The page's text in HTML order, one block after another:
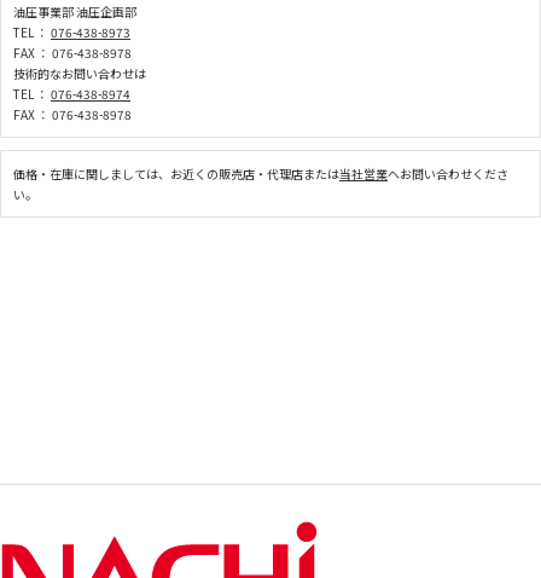
油圧事業部 油圧企画部
TEL ： 076-438-8973
FAX ： 076-438-8978
技術的なお問い合わせは
TEL ： 076-438-8974
FAX ： 076-438-8978
価格・在庫に関しましては、お近くの販売店・代理店または当社営業へお問い合わせくださ
い。